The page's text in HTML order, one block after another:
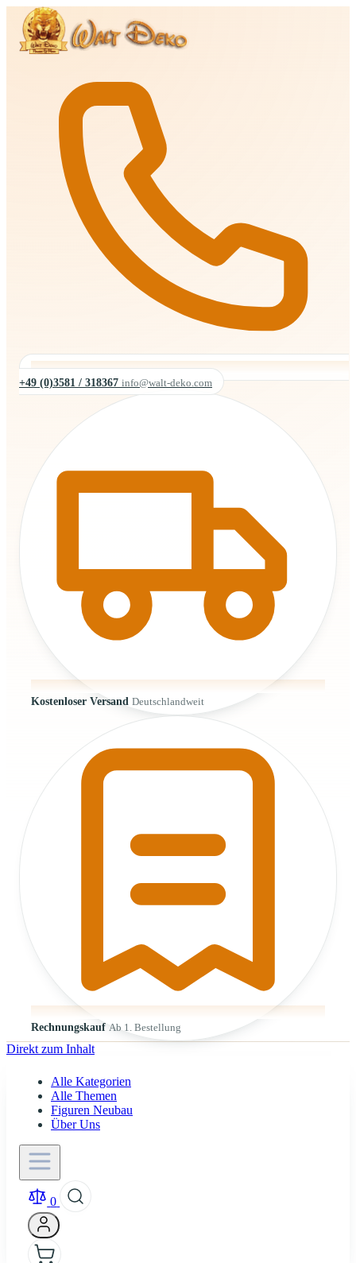
+49 (0)3581 / 318367 info@walt-deko.com
Kostenloser Versand Deutschlandweit
Rechnungskauf Ab 1. Bestellung
Direkt zum Inhalt
Alle Kategorien
Alle Themen
Figuren Neubau
Über Uns
0